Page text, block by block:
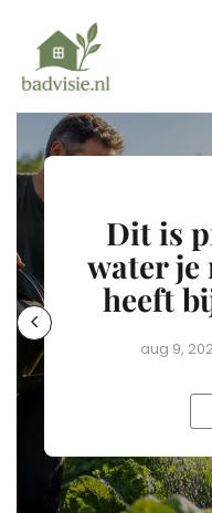
content
Dit is
water je
heeft
aug 9,